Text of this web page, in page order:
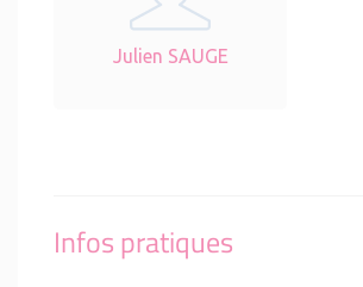
Julien SAUGE
Infos pratiques